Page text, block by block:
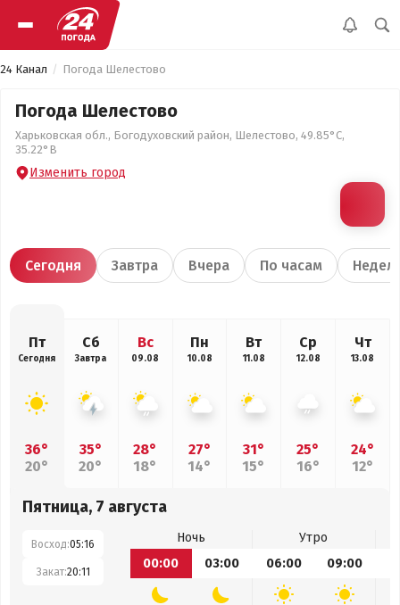
24 Канал Погода Шелестово
Погода Шелестово
Харьковская обл., Богодуховский район, Шелестово, 49.85°С,
35.22°В
Изменить город
Сегодня Завтра Вчера По часам
Пт
Сегодня
36°
20°
Сб
Завтра
35°
20°
Вс
09.08
28°
18°
Пн
10.08
27°
14°
Вт
11.08
31°
15°
Ср
12.08
25°
16°
Чт
13.08
24°
12°
Пятница, 7 августа
Восход:05:16
Закат:20:11
Ночь
Утро
00:00
03:00 06:00 09:00